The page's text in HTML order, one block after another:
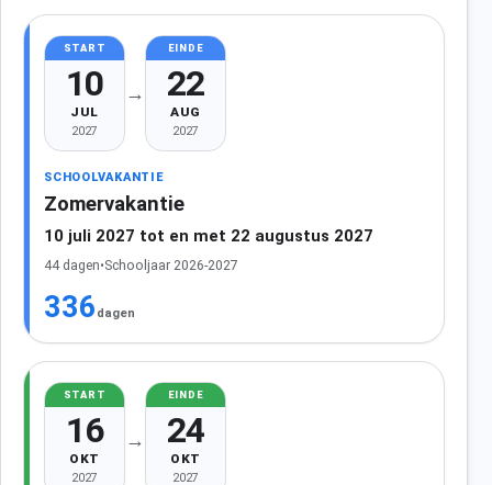
START
10
JUL
2027
→
EINDE
22
AUG
2027
SCHOOLVAKANTIE
Zomervakantie
10 juli 2027 tot en met 22 augustus 2027
44 dagen•Schooljaar 2026-2027
336 dagen
START
16
OKT
2027
→
EINDE
24
OKT
2027